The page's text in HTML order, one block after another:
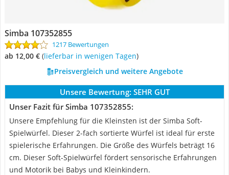
Simba 107352855
1217 Bewertungen
ab 12,00 € ( Lieferbar in wenigen Tagen)
Preisvergleich und weitere Angebote
Unsere Bewertung: SEHR GUT
Unser Fazit für Simba 107352855:
Unsere Empfehlung für die Kleinsten ist der Simba Soft-
Spielwürfel. Dieser 2-fach sortierte Würfel ist ideal für erste
spielerische Erfahrungen. Die Größe des Würfels beträgt 16
cm. Dieser Soft-Spielwürfel fördert sensorische Erfahrungen
und Motorik bei Babys und Kleinkindern.